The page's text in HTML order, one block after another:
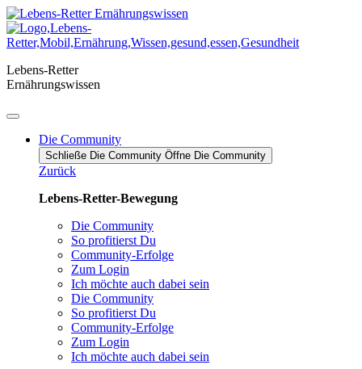
Zum
Inhalt
springen
Lebens-Retter
Ernährungswissen
Die Community
Schließe Die Community Öffne Die Community
Zurück
Lebens-Retter-Bewegung
Die Community
So profitierst Du
Community-Erfolge
Zum Login
Ich möchte auch dabei sein
Die Community
So profitierst Du
Community-Erfolge
Zum Login
Ich möchte auch dabei sein